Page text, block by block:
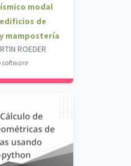
modal
de
mampostería
ROEDER
software